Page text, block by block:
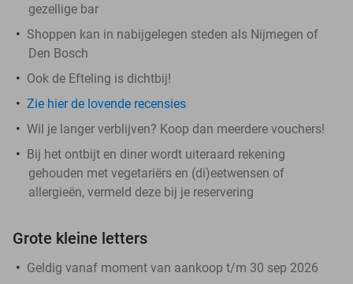
gezellige bar
Shoppen kan in nabijgelegen steden als Nijmegen of
Den Bosch
Ook de Efteling is dichtbij!
Zie hier de lovende recensies
Wil je langer verblijven? Koop dan meerdere vouchers!
Bij het ontbijt en diner wordt uiteraard rekening
gehouden met vegetariërs en (di)eetwensen of
allergieën, vermeld deze bij je reservering
Grote kleine letters
Geldig vanaf moment van aankoop t/m 30 sep 2026